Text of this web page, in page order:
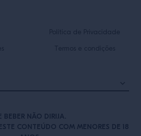
Política de Privacidade
Termos e condições
BEBER NÃO DIRIJA.
CONTEÚDO COM MENORES DE 18